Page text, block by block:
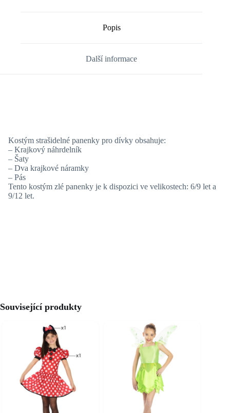
Popis
Další informace
Kostým strašidelné panenky pro dívky obsahuje:
– Krajkový náhrdelník
– Šaty
– Dva krajkové náramky
– Pás
Tento kostým zlé panenky je k dispozici ve velikostech: 6/9 let a
9/12 let.
Související produkty